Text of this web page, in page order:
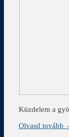
Küzdelem a
Olvasd tovább